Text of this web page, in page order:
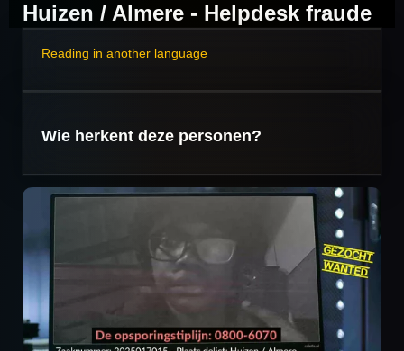
Huizen / Almere - Helpdesk fraude
Reading in another language
Wie herkent deze personen?